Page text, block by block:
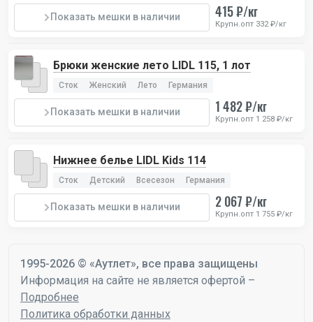
Показать мешки в наличии 415 ₽/кг
Крупн.опт 332 ₽/кг
Брюки женские лето LIDL 115, 1 лот
Сток Женский Лето Германия
Показать мешки в наличии 1 482 ₽/кг
Крупн.опт 1 258 ₽/кг
Нижнее белье LIDL Kids 114
Сток Детский Всесезон Германия
Показать мешки в наличии 2 067 ₽/кг
Крупн.опт 1 755 ₽/кг
1995-2026 © «Аутлет», все права защищены
Информация на сайте не является офертой –
Подробнее
Политика обработки данных